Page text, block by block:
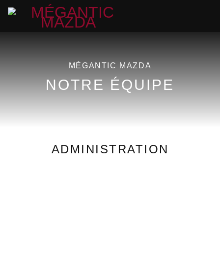
MÉGANTIC MAZDA
NOTRE ÉQUIPE
ADMINISTRATION